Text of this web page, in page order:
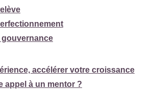
gouvernance
accélérer votre croissance
appel à un mentor ?